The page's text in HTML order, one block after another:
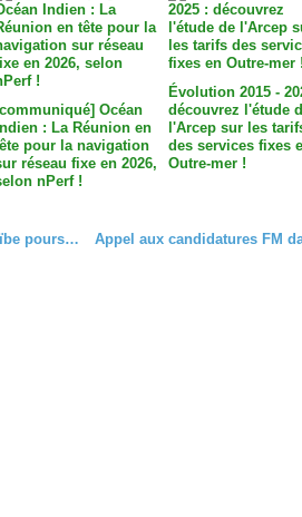
Océan
Indien : La Réunion en
pour la navigation
réseau fixe en 2026,
nPerf !
Évolution 2015 -
découvrez l'étude
l'Arcep sur les
des services fixes
Outre-mer !
[févr. 2021] Orange Caraïbe poursuit le déploiement de la fibre optique !